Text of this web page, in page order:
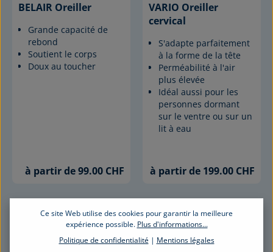
BELAIR Oreiller
Grande capacité de
rebond
Soutient le corps
Doux au toucher
à partir de 99.00 CHF
VARIO Oreiller
cervical
S'adapte parfaitement
à la forme de la tête
Perméabilité à l'air
plus élevée
Idéal aussi pour les
personnes dormant
sur le ventre ou sur un
lit à eau
à partir de 199.00 CHF
Ce site Web utilise des cookies pour garantir la meilleure
expérience possible. Plus d'informations...
Politique de confidentialité| Mentions légales